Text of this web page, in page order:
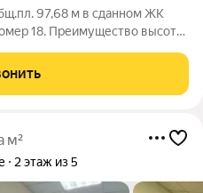
97,68 м в сданном ЖК
18. Преимущество высота
спальный район
м²
2 этаж из 5